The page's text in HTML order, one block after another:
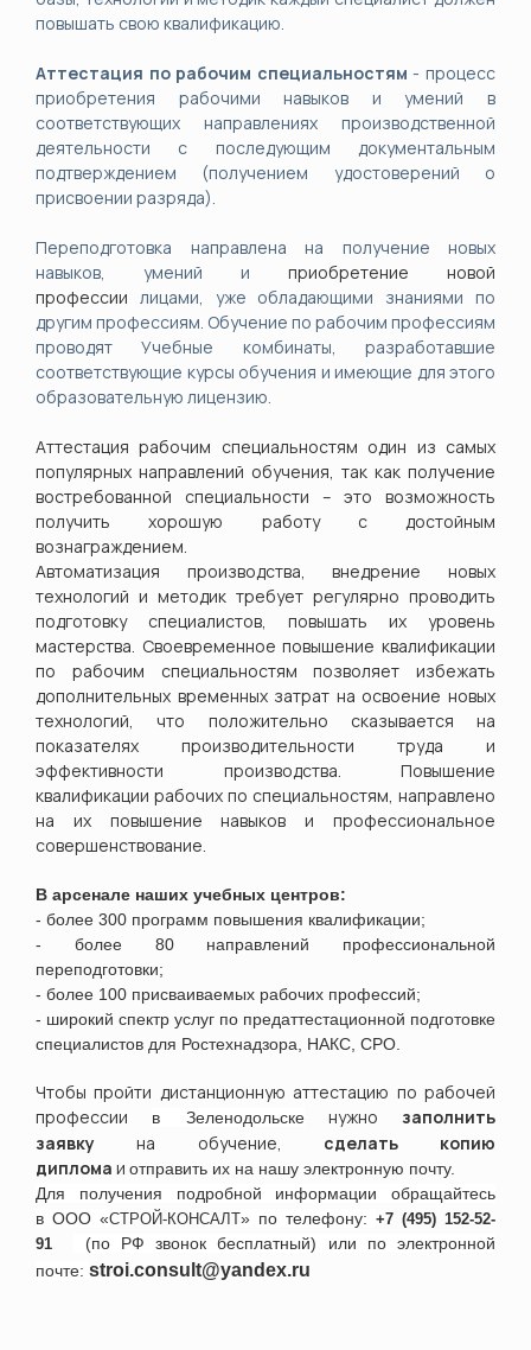
повышать свою квалификацию.
Аттестация по рабочим специальностям - процесс
приобретения рабочими навыков и умений в
соответствующих направлениях производственной
деятельности с последующим документальным
подтверждением (получением удостоверений о
присвоении разряда).
Переподготовка направлена на получение новых
навыков, умений и приобретение новой
профессии лицами, уже обладающими знаниями по
другим профессиям. Обучение по рабочим профессиям
проводят Учебные комбинаты, разработавшие
соответствующие курсы обучения и имеющие для этого
образовательную лицензию.
Аттестация рабочим специальностям один из самых
популярных направлений обучения, так как получение
востребованной специальности – это возможность
получить хорошую работу с достойным
вознаграждением.
Автоматизация производства, внедрение новых
технологий и методик требует регулярно проводить
подготовку специалистов, повышать их уровень
мастерства. Своевременное повышение квалификации
по рабочим специальностям позволяет избежать
дополнительных временных затрат на освоение новых
технологий, что положительно сказывается на
показателях производительности труда и
эффективности производства.
Повышение
квалификации рабочих по специальностям, направлено
на их повышение навыков ипрофессиональное
совершенствование.
В арсенале наших учебных центров:
- более 300 программ повышения квалификации;
- более 80 направлений профессиональной
переподготовки;
- более 100 присваиваемых рабочих профессий;
- широкий спектр услуг по предаттестационной подготовке
специалистов для Ростехнадзора, НАКС, СРО.
Чтобы пройти дистанционную аттестацию по рабочей
профессии
в Зеленодольскенужно заполнить
заявку на обучение, сделать копию
диплома и отправить их на нашу электронную почту.
Для получения подробной информации обращайтесь
в ООО «СТРОЙ-КОНСАЛТ» по телефону: +7 (495) 152-52-
91
(по РФ звонок бесплатный) или по электронной
почте: stroi.consult@yandex.ru